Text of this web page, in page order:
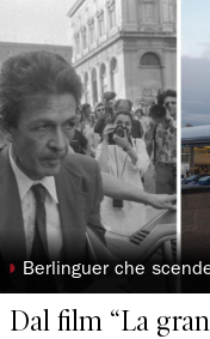
◗ Berlinguer che
Dal film “La